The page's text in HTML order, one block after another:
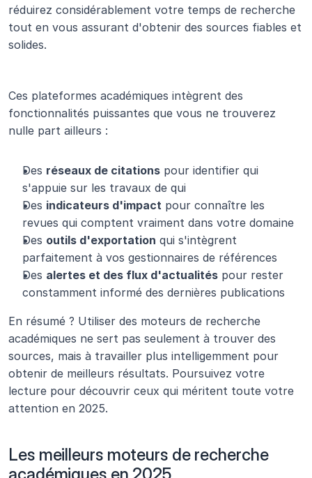
réduirez considérablement votre temps de recherche
tout en vous assurant d'obtenir des sources fiables et
solides.
Ces plateformes académiques intègrent des
fonctionnalités puissantes que vous ne trouverez
nulle part ailleurs :
Des réseaux de citations pour identifier qui
s'appuie sur les travaux de qui
Des indicateurs d'impact pour connaître les
revues qui comptent vraiment dans votre domaine
Des outils d'exportation qui s'intègrent
parfaitement à vos gestionnaires de références
Des alertes et des flux d'actualités pour rester
constamment informé des dernières publications
En résumé ? Utiliser des moteurs de recherche
académiques ne sert pas seulement à trouver des
sources, mais à travailler plus intelligemment pour
obtenir de meilleurs résultats. Poursuivez votre
lecture pour découvrir ceux qui méritent toute votre
attention en 2025.
Les meilleurs moteurs de recherche